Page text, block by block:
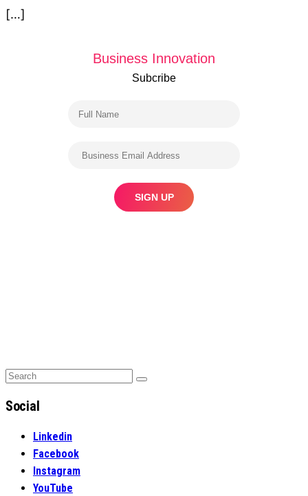
[…]
Business Innovation
Subcribe
Search
Search
Social
Linkedin
Facebook
Instagram
YouTube